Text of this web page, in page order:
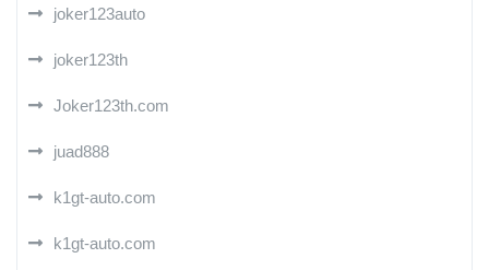
joker123auto
joker123th
Joker123th.com
juad888
k1gt-auto.com
k1gt-auto.com